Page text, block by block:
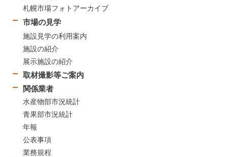
札幌市場フォトアーカイブ
市場の見学
施設見学の利用案内
施設の紹介
展示施設の紹介
取材撮影等ご案内
関係業者
水産物部市況統計
青果部市況統計
年報
公表事項
業務規程